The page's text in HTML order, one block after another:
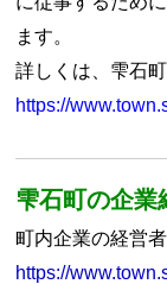
ます。
詳しくは、雫石
https://
雫石町の企業
町内企業の経営
https://